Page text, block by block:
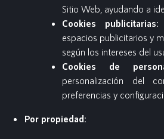
Sitio Web, ayudando a
Cookies publicitarias:
espacios publicitarios y
según los intereses del
Cookies de
personalización del
preferencias y
Por propiedad: